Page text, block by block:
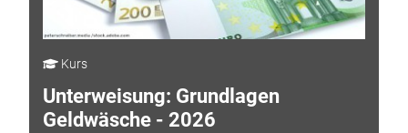
Kurs
Unterweisung: Grundlagen
Geldwäsche - 2026